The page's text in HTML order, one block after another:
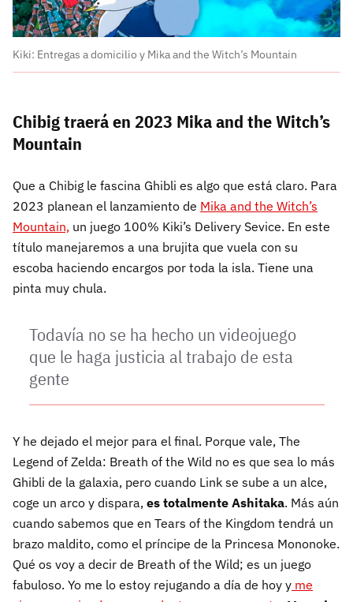
Kiki: Entregas a domicilio y Mika and the Witch’s Mountain
Chibig traerá en 2023 Mika and the Witch’s
Mountain
Que a Chibig le fascina Ghibli es algo que está claro. Para
2023 planean el lanzamiento de Mika and the Witch’s
Mountain, un juego 100% Kiki’s Delivery Sevice. En este
título manejaremos a una brujita que vuela con su
escoba haciendo encargos por toda la isla. Tiene una
pinta muy chula.
Todavía no se ha hecho un videojuego
que le haga justicia al trabajo de esta
gente
Y he dejado el mejor para el final. Porque vale, The
Legend of Zelda: Breath of the Wild no es que sea lo más
Ghibli de la galaxia, pero cuando Link se sube a un alce,
coge un arco y dispara, es totalmente Ashitaka. Más aún
cuando sabemos que en Tears of the Kingdom tendrá un
brazo maldito, como el príncipe de la Princesa Mononoke.
Qué os voy a decir de Breath of the Wild; es un juego
fabuloso. Yo me lo estoy rejugando a día de hoy y me